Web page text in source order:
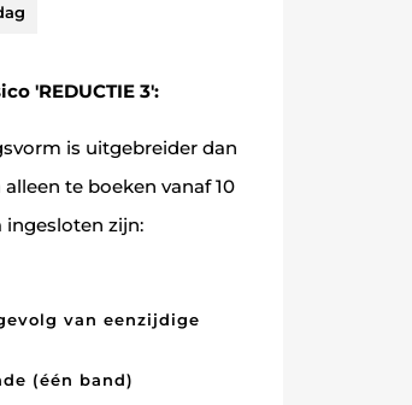
'REDUCTIE 3':
is uitgebreider dan
alleen te boeken vanaf 10
ingesloten zijn:
van eenzijdige
(één band)